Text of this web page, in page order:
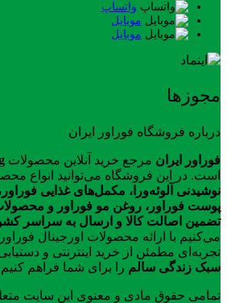
واتساپ
موبایل
موبایل
مجوزها
درباره فروشگاه فوراور ایران
فوراور ایران مرجع خرید آنلاین محصولات
است. در این فروشگاه می‌توانید انواع
نوشیدنی آلوئه‌ورا، مکمل‌های غذایی
پوست فوراور، روغن مو فوراور و
تضمین اصالت کالا و ارسال به سراسر
می‌کنیم با ارائه محصولات اورجینال
تجربه‌ای مطمئن از خرید اینترنتی و
سبک زندگی سالم را برای شما فراهم
تمامی حقوق مادی و معنوی این سایت